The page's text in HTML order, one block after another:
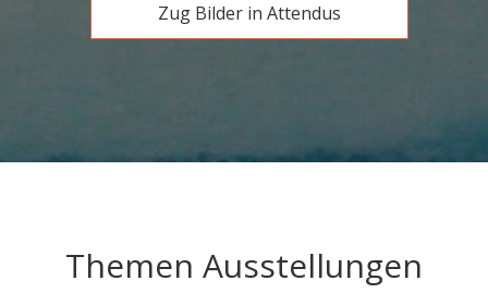
Zug Bilder in Attendus
Themen Ausstellungen